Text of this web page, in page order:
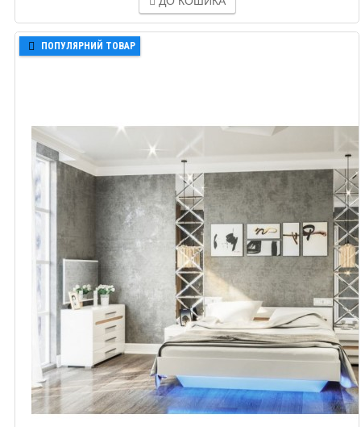
ПОПУЛЯРНИЙ ТОВАР